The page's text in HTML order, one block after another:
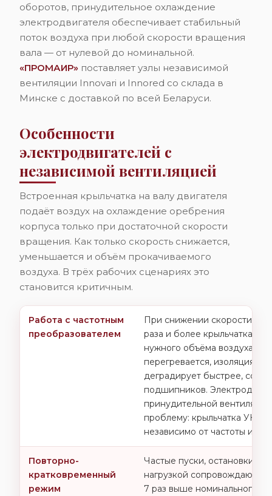
оборотов, принудительное охлаждение
электродвигателя обеспечивает стабильный
поток воздуха при любой скорости вращения
вала — от нулевой до номинальной.
«ПРОМАИР» поставляет узлы независимой
вентиляции Innovari и Innored со склада в
Минске с доставкой по всей Беларуси.
Особенности
электродвигателей с
независимой вентиляцией
Встроенная крыльчатка на валу двигателя
подаёт воздух на охлаждение оребрения
корпуса только при достаточной скорости
вращения. Как только скорость снижается,
уменьшается и объём прокачиваемого
воздуха. В трёх рабочих сценариях это
становится критичным.
Работа с частотным
преобразователем
При снижении скорости
раза и более крыльчатка не
нужного объёма воздуха.
перегревается, изоляция
деградирует быстрее,
подшипников.
принудительной
проблему: крыльчатка УНВ
независимо от частоты
Повторно-
кратковременный
режим
Частые пуски, остановки и
нагрузкой сопровождаются
7 раз выше номинального и